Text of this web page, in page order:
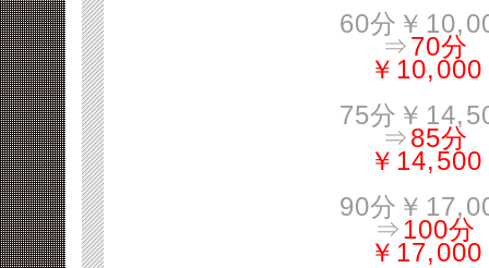
60分￥
⇒70分
￥10,000
75分￥
⇒85分
￥14,500
90分￥
⇒100分
￥17,000